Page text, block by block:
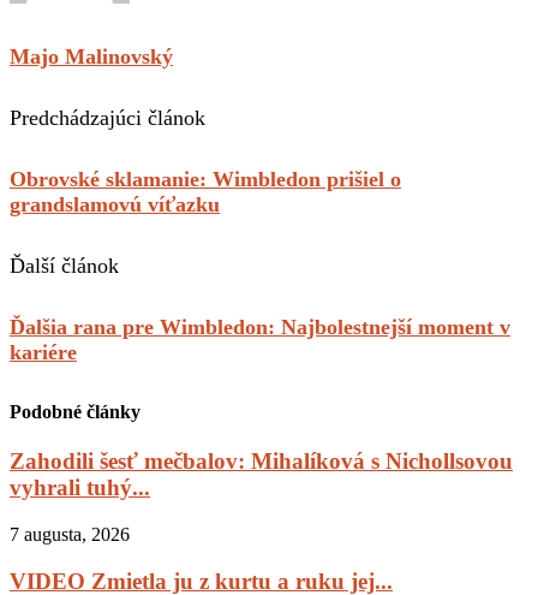
Majo Malinovský
Predchádzajúci článok
Obrovské sklamanie: Wimbledon prišiel o
grandslamovú víťazku
Ďalší článok
Ďalšia rana pre Wimbledon: Najbolestnejší moment v
kariére
Podobné články
Zahodili šesť mečbalov: Mihalíková s Nichollsovou
vyhrali tuhý...
7 augusta, 2026
VIDEO Zmietla ju z kurtu a ruku jej...